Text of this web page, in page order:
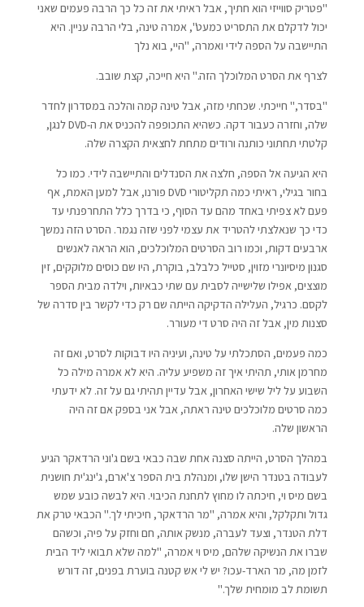
"פטריק סווייזי הוא חתיך, אבל ראיתי את זה כל כך הרבה פעמים שאני
יכול לדקלם את התסריט כמעט", אמרה טינה, בלי הרבה עניין. היא
התיישבה על הספה לידי ואמרה, "היי, בוא נלך
לצרף את הסרט המלוכלך הזה." היא חייכה, קצת שובב.
"בסדר," חייכתי. שכחתי מזה, אבל טינה קמה והלכה במסדרון לחדר
שלה, וחזרה כעבור דקה. כשהיא התכופפה להכניס את ה-DVD לנגן,
קלטתי תחתוני כותנה ורודים מתחת לחצאית הקצרה שלה.
היא הגיעה אל הספה, חלצה את הסנדלים והתיישבה לידי. כמו כל
בחור בגילי, ראיתי כמה תקליטורי DVD פורנו, אבל למען האמת, אף
פעם לא צפיתי באחד מהם עד הסוף, כי בדרך כלל התחרפנתי עד
כדי כך שנאלצתי להטריד את עצמי לפני שזה נגמר. הסרט הזה נמשך
ארבעים דקות, וכמו רוב הסרטים המלוכלכים, הוא הראה לאנשים
סגנון מיסיונרי מזוין, סטייל כלבלב, בוקרת, היו שם כוסים מלוקקים, זין
מוצצים, אפילו שלישייה לסבית עם שתי כבאיות, וילדה מבית הספר
לקסם. כרגיל, העלילה הדקיקה הייתה שם רק כדי לקשר בין סדרה של
סצנות מין, אבל זה היה סרט די מעורר.
כמה פעמים, הסתכלתי על טינה, ועיניה היו דבוקות לסרט, ואם זה
מחרמן אותי, תהיתי איך זה משפיע עליה. היא לא אמרה מילה כל
השבוע על ליל שישי האחרון, אבל עדיין תהיתי גם על זה. לא ידעתי
כמה סרטים מלוכלכים טינה ראתה, אבל אני בספק אם זה היה
הראשון שלה.
במהלך הסרט, הייתה סצנה אחת שבה כבאי בשם ג'וני הרדאקר הגיע
לעבודה בטנדר הישן שלו, ומנהלת בית הספר צ'ארם, ג'ינג'ית חושנית
בשם מיס וי, חיכתה לו מחוץ לתחנת הכיבוי. היא לבשה כובע שמש
גדול ותקלקל, והיא אמרה, "מר הרדאקר, חיכיתי לך." הכבאי טרק את
דלת הטנדר, וצעד לעברה, מנשק אותה, חם וחזק על פיה, וכשהם
שברו את הנשיקה שלהם, מיס וי אמרה, "למה שלא תבואי ליד הבית
לזמן מה, מר הארד-עכו? יש לי אש קטנה בוערת בפנים, זה דורש
תשומת לב מומחית שלך."